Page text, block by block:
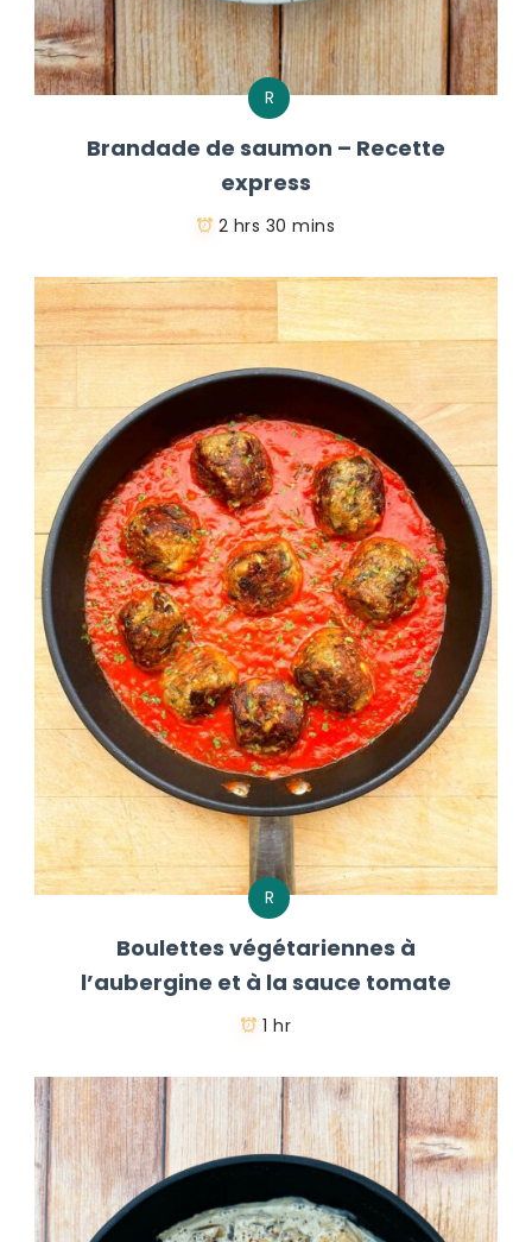
R
Brandade de saumon – Recette
express
2 hrs 30 mins
R
Boulettes végétariennes à
l’aubergine et à la sauce tomate
1 hr